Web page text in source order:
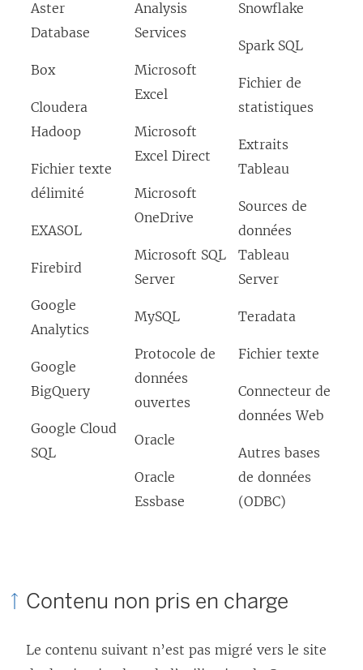
Aster
Database
Box
Cloudera
Hadoop
Fichier texte
délimité
EXASOL
Firebird
Google
Analytics
Google
BigQuery
Google Cloud
SQL
Analysis
Services
Microsoft
Excel
Microsoft
Excel Direct
Microsoft
OneDrive
Microsoft SQL
Server
MySQL
Protocole de
données
ouvertes
Oracle
Oracle
Essbase
Snowflake
Spark SQL
Fichier de
statistiques
Extraits
Tableau
Sources de
données
Tableau
Server
Teradata
Fichier texte
Connecteur de
données Web
Autres bases
de données
(ODBC)
Contenu non pris en charge
Le contenu suivant n’est pas migré vers le site